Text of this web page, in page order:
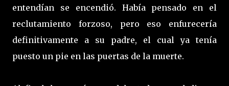
entendían se encendió. Había pensado en el
reclutamiento forzoso, pero eso enfurecería
definitivamente a su padre, el cual ya tenía
puesto un pie en las puertas de la muerte.